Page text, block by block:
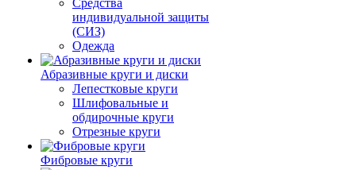
Средства
индивидуальной защиты
(СИЗ)
Одежда
Абразивные круги и диски
Лепестковые круги
Шлифовальные и
обдирочные круги
Отрезные круги
Фибровые круги